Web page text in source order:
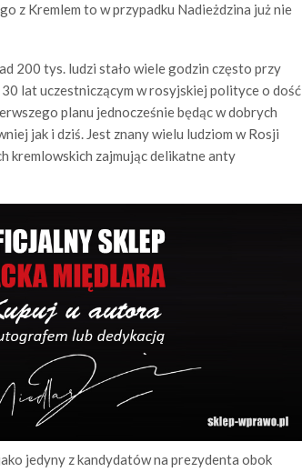
z Kremlem to w przypadku Nadieżdzina już nie
200 tys. ludzi stało wiele godzin często przy
lat uczestniczącym w rosyjskiej polityce o dość
planu jednocześnie będąc w dobrych
jak i dziś. Jest znany wielu ludziom w Rosji
kremlowskich zajmując delikatne anty
jedyny z kandydatów na prezydenta obok